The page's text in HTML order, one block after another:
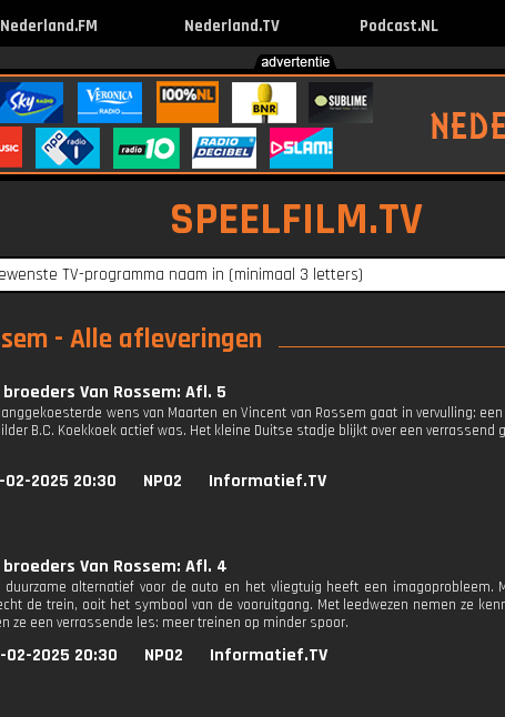
Nederland.FM Nederland.TV Podcast.NL
SPEELFILM.TV
- Alle afleveringen
broeders Van Rossem: Afl. 5
wens van Maarten en Vincent van Rossem gaat in vervulling:
B.C. Koekkoek actief was. Het kleine Duitse stadje blijkt over een
02-2025 20:30 NPO2 Informatief.TV
broeders Van Rossem: Afl. 4
duurzame alternatief voor de auto en het vliegtuig heeft een imagoprobleem.
de trein, ooit het symbool van de vooruitgang. Met leedwezen nemen ze
ze een verrassende les: meer treinen op minder spoor.
02-2025 20:30 NPO2 Informatief.TV